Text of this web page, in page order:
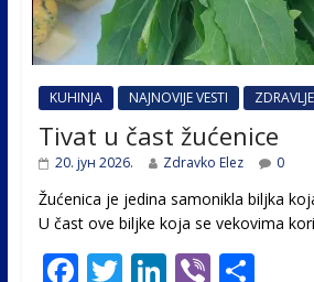
KUHINJA NAJNOVIJE VESTI ZDRAVLJE
Tivat u čast žućenice
20. јун 2026. Zdravko Elez 0
Žućenica je jedina samonikla biljka
U čast ovе biljke koja se vekovima
F T Li Vi S